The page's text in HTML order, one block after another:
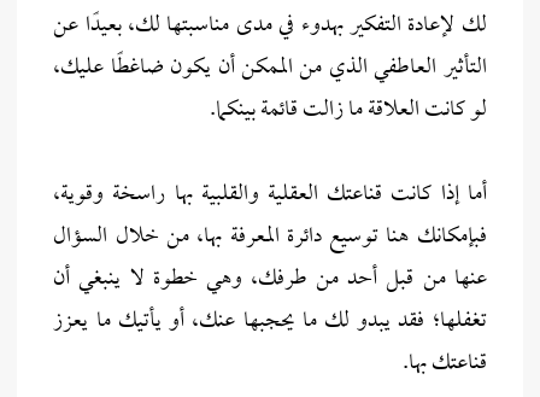
لك لإعادة التفكير بهدوء في مدى مناسبتها لك، بعيدًا عن
التأثير العاطفي الذي من الممكن أن يكون ضاغطًا عليك،
لو كانت العلاقة ما زالت قائمة بينكما.
أما إذا كانت قناعتك العقلية والقلبية بها راسخة وقوية،
فبإمكانك هنا توسيع دائرة المعرفة بها، من خلال السؤال
عنها من قبل أحد من طرفك، وهي خطوة لا ينبغي أن
تغفلها؛ فقد يبدو لك ما يحجبها عنك، أو يأتيك ما يعزز
قناعتك بها.